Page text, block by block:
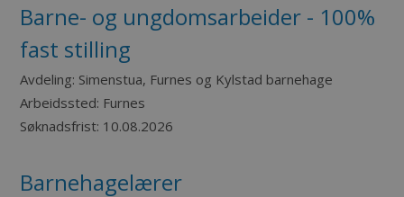
Barne- og ungdomsarbeider - 100%
fast stilling
Avdeling: Simenstua, Furnes og Kylstad barnehage
Arbeidssted: Furnes
Søknadsfrist: 10.08.2026
Barnehagelærer